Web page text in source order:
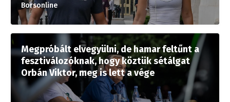
Borsonline
Megpróbált elvegyülni, de hamar feltűnt a
fesztiválozóknak, hogy köztük sétálgat
Orbán Viktor, meg is lett a vége